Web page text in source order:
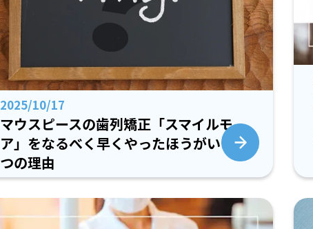
2025/10/17
マウスピースの歯列矯正「スマイルモ
ア」をなるべく早くやったほうがいい３
つの理由